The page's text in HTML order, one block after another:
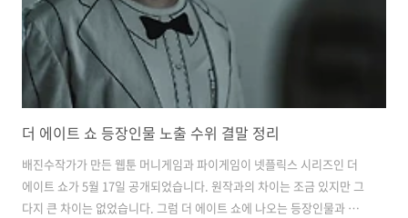
더 에이트 쇼 등장인물 노출 수위 결말 정리
배진수작가가 만든 웹툰 머니게임과 파이게임이 넷플릭스 시리즈인 더
에이트 쇼가 5월 17일 공개되었습니다. 원작과의 차이는 조금 있지만 그
다지 큰 차이는 없었습니다. 그럼 더 에이트 쇼에 나오는 등장인물과 노